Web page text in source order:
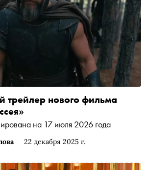
22 декабря 2025 г.
трейлер нового фильма
на 17 июля 2026 года